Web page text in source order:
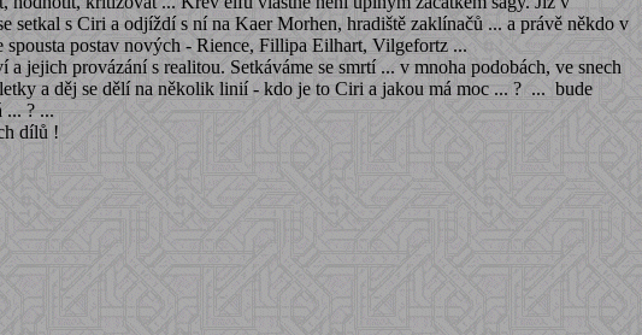
s Ciri a odjíždí s ní na Kaer Morhen, hradiště zaklínačů ... a právě někdo v
postav nových - Rience, Fillipa Eilhart, Vilgefortz ...
provázání s realitou. Setkáváme se smrtí ... v mnoha podobách, ve snech
a děj se dělí na několik linií - kdo je to Ciri a jakou má moc ... ? ... bude
... ? ...
dílů !